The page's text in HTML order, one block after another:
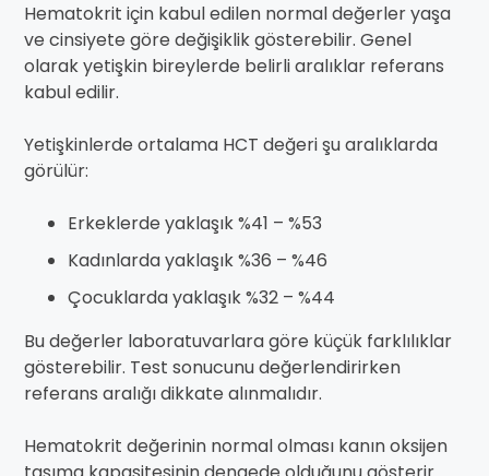
Hematokrit için kabul edilen normal değerler yaşa
ve cinsiyete göre değişiklik gösterebilir. Genel
olarak yetişkin bireylerde belirli aralıklar referans
kabul edilir.
Yetişkinlerde ortalama HCT değeri şu aralıklarda
görülür:
Erkeklerde yaklaşık %41 – %53
Kadınlarda yaklaşık %36 – %46
Çocuklarda yaklaşık %32 – %44
Bu değerler laboratuvarlara göre küçük farklılıklar
gösterebilir. Test sonucunu değerlendirirken
referans aralığı dikkate alınmalıdır.
Hematokrit değerinin normal olması kanın oksijen